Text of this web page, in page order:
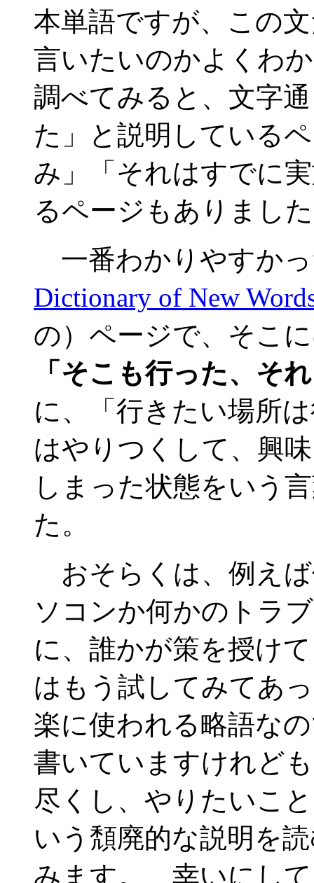
本単語ですが、この
言いたいのかよくわ
調べてみると、文字
た」と説明している
み」「それはすでに
るページもありまし
一番わかりやすか
Dictionary of New
の）ページで、そこ
「そこも行った、そ
に、「行きたい場所
はやりつくして、興
しまった状態をいう
た。
おそらくは、例えば
ソコンか何かのトラ
に、誰かが策を授け
はもう試してみてあ
楽に使われる略語な
書いていますけれど
尽くし、やりたいこ
いう頽廃的な説明を
みます。 幸いにして